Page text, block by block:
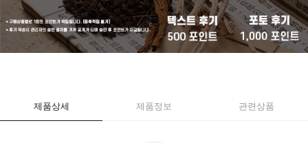
제품상세 제품정보 관련상품